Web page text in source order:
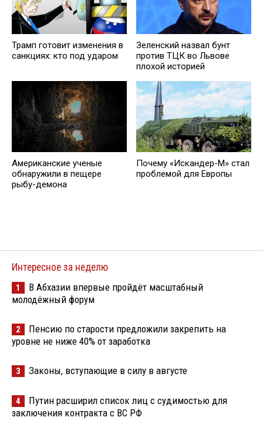
Трамп готовит изменения в
санкциях: кто под ударом
Зеленский назвал бунт
против ТЦК во Львове
плохой историей
Американские ученые
обнаружили в пещере
рыбу-демона
Почему «Искандер-М» стал
проблемой для Европы
Интересное за неделю
1
В Абхазии впервые пройдёт масштабный
молодёжный форум
2
Пенсию по старости предложили закрепить на
уровне не ниже 40% от заработка
3 Законы, вступающие в силу в августе
4
Путин расширил список лиц с судимостью для
заключения контракта с ВС РФ